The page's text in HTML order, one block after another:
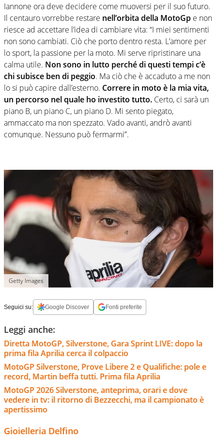
Iannone ora deve decidere come muoversi per il suo futuro.
Il centauro vorrebbe restare nell’orbita della MotoGp e non
riesce ad accettare l’idea di cambiare vita: “I miei sentimenti
non sono cambiati. Ciò che porto dentro resta. L’amore per
lo sport, la passione per la moto. Mi serve ripristinare una
calma utile. Non sono in lutto perché di questi tempi c’è
chi subisce ben di peggio. Ma ciò che è accaduto a me non
lo si può capire dall’esterno. Correre in moto è la mia vita,
un percorso nel quale ho investito tutto. Certo, ci sarà un
piano B, un piano C, un piano D. Mi sento piegato,
ammaccato ma non spezzato. Vado avanti, andrò avanti
comunque. Nessuno può fermarmi”.
Getty Images
Seguici su: Google Discover Fonti preferite
Leggi anche:
Diretta MotoGP, Silverstone, Gara Sprint LIVE: dopo la
prima fila Aprilia cerca il colpaccio
MotoGP Silverstone, Prove Libere 2 e Qualifiche: pole e
record, Martin beffa tutti. Prima fila Aprilia
MotoGP 2026 Silverstone, anteprima, orari e dove
vedere in tv: il ritorno di Bezzecchi, ma il campionato è
apertissimo
Gioielleria Delfino